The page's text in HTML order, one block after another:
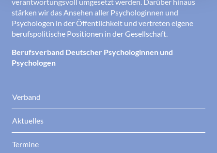
verantwortungsvoll umgesetzt werden. Darüber hinaus
stärken wir das Ansehen aller Psychologinnen und
Psychologen in der Öffentlichkeit und vertreten eigene
berufspolitische Positionen in der Gesellschaft.
Berufsverband Deutscher Psychologinnen und
Psychologen
Verband
Aktuelles
Termine